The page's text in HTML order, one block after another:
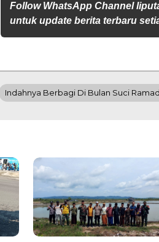
Follow WhatsApp Channel
untuk update berita terbaru
Indahnya Berbagi Di Bulan Suci